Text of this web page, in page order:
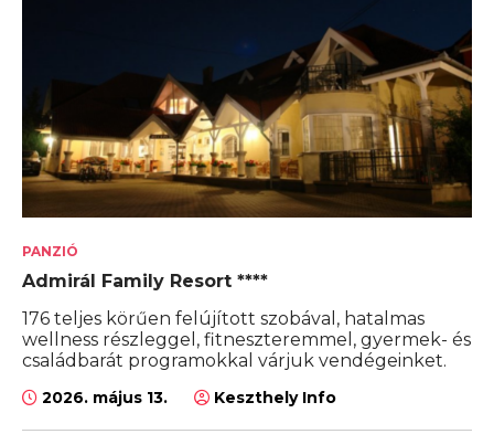
PANZIÓ
Admirál Family Resort ****
176 teljes körűen felújított szobával, hatalmas
wellness részleggel, fitneszteremmel, gyermek- és
családbarát programokkal várjuk vendégeinket.
2026. május 13. Keszthely Info